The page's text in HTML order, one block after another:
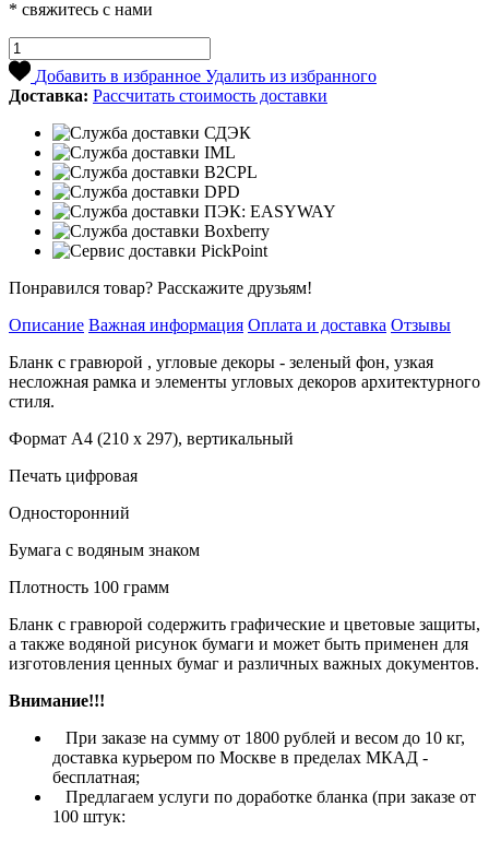
* свяжитесь с нами
Добавить в избранное Удалить из избранного
Доставка: Рассчитать стоимость доставки
Понравился товар? Расскажите друзьям!
Описание Важная информация Оплата и доставка Отзывы
Бланк с гравюрой , угловые декоры - зеленый фон, узкая
несложная рамка и элементы угловых декоров архитектурного
стиля.
Формат А4 (210 х 297), вертикальный
Печать цифровая
Односторонний
Бумага с водяным знаком
Плотность 100 грамм
Бланк с гравюрой содержить графические и цветовые защиты,
а также водяной рисунок бумаги и может быть применен для
изготовления ценных бумаг и различных важных документов.
Внимание!!!
При заказе на сумму от 1800 рублей и весом до 10 кг,
доставка курьером по Москве в пределах МКАД -
бесплатная;
Предлагаем услуги по доработке бланка (при заказе от
100 штук: